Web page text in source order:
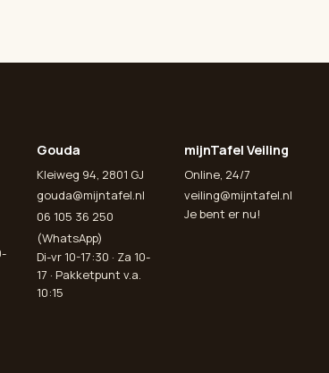
Gouda
Kleiweg 94, 2801 GJ
gouda@mijntafel.nl
06 105 36 250
(WhatsApp)
Di-vr 10-17:30 · Za 10-
17 · Pakketpunt v.a.
10:15
mijnTafel Veiling
Online, 24/7
veiling@mijntafel.nl
Je bent er nu!